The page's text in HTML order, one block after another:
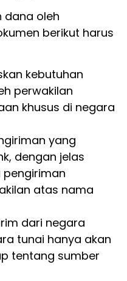
dana oleh
berikut harus
kebutuhan
perwakilan
khusus di negara
yang
dengan jelas
atas nama
dari negara
tunai hanya akan
tentang sumber